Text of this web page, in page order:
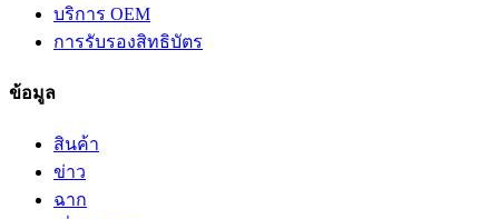
บริการ OEM
การรับรองสิทธิบัตร
ข้อมูล
สินค้า
ข่าว
ฉาก